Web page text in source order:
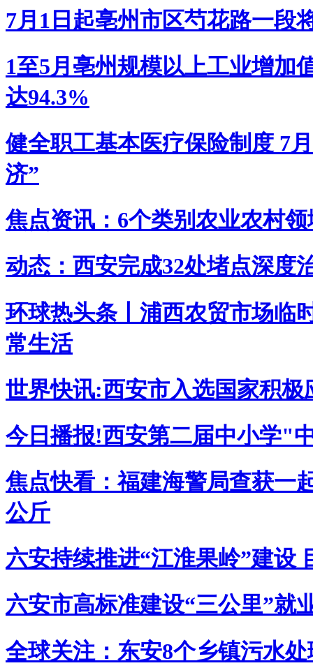
7月1日起亳州市区芍花路一段
1至5月亳州规模以上工业增加
达94.3%
健全职工基本医疗保险制度 7
济”
焦点资讯：6个类别农业农村
动态：西安完成32处堵点深度
环球热头条丨浦西农贸市场临
常生活
世界快讯:西安市入选国家积
今日播报!西安第二届中小学"
焦点快看：福建海警局查获一
公斤
六安持续推进“江淮果岭”建设
六安市高标准建设“三公里”就
全球关注：东安8个乡镇污水